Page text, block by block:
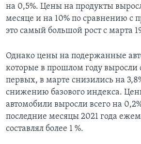
на 0,5%. Цены на продукты
месяце и на 10% по сравнению с
это самый большой рост с марта
Однако цены на подержанные
которые в прошлом году выросли
первых, в марте снизились на
снижению базового индекса.
автомобили выросли всего на
последние месяцы 2021 года
составлял более 1 %.